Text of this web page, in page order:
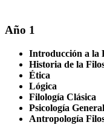
Año 1
Introducción a la
Historia de la
Ética
Lógica
Filología Clásica
Psicología General
Antropología